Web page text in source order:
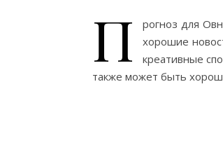
П
рогноз для
хорошие
креативные
также может быть